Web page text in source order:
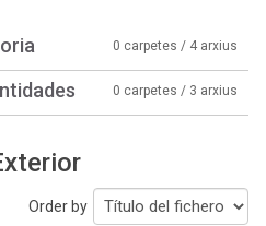
0 carpetes / 4 arxius
0 carpetes / 3 arxius
Order by